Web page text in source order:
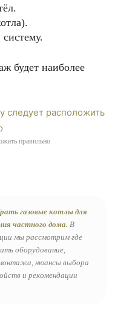
будет наиболее
правильно
газовые котлы для
частного дома. В
мы рассмотрим где
оборудование,
нюансы выбора
и рекомендации